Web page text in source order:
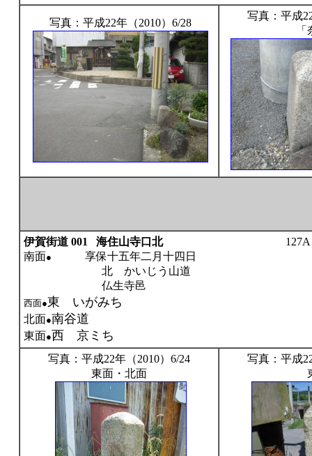
写真：平成22年（2010）6/28
写真：平成
伊賀街道 001 海住山寺口北127A
南面●
享保十五年二月十四日
北 かいじう山道
仏生寺邑
西面●東 いがみち
北面●南谷道
東面●西 京ミち
写真：平成22年（2010）6/24
東面・北面
写真：平成